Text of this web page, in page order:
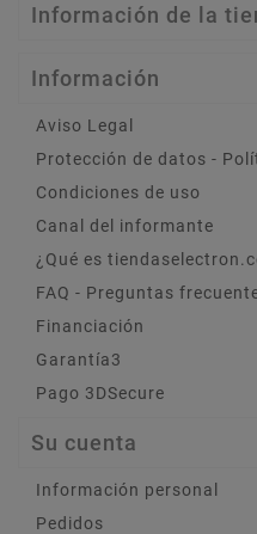
Información de la
Información
Aviso Legal
Protección de datos -
Condiciones de uso
Canal del informante
¿Qué es
FAQ - Preguntas
Financiación
Garantía3
Pago 3DSecure
Su cuenta
Información personal
Pedidos